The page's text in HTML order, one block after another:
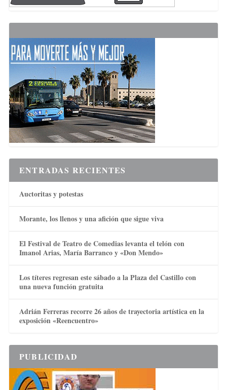
ENTRADAS RECIENTES
Auctoritas y potestas
Morante, los llenos y una afición que sigue viva
El Festival de Teatro de Comedias levanta el telón con
Imanol Arias, María Barranco y «Don Mendo»
Los títeres regresan este sábado a la Plaza del Castillo con
una nueva función gratuita
Adrián Ferreras recorre 26 años de trayectoria artística en la
exposición «Reencuentro»
PUBLICIDAD